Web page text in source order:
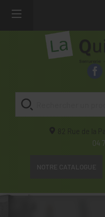
82 Rue de la
04
NOTRE CATALOGUE